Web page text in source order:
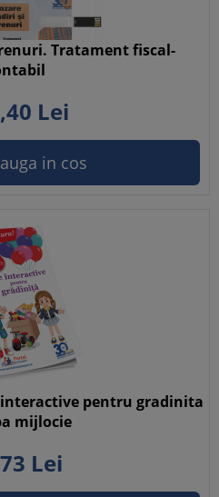
Tratament fiscal-
40 Lei
in cos
pentru gradinita
mijlocie
73 Lei